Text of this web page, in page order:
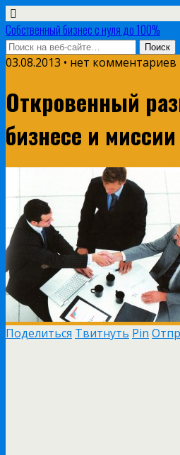
Собственный бизнес с нуля до 100%
03.08.2013 • нет комментариев
Откровенный
бизнесе и миссии
Поделиться Твитнуть Pin